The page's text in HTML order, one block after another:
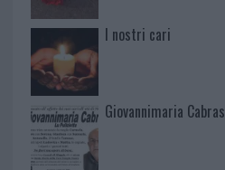
I nostri cari
Giovannimaria Cabras